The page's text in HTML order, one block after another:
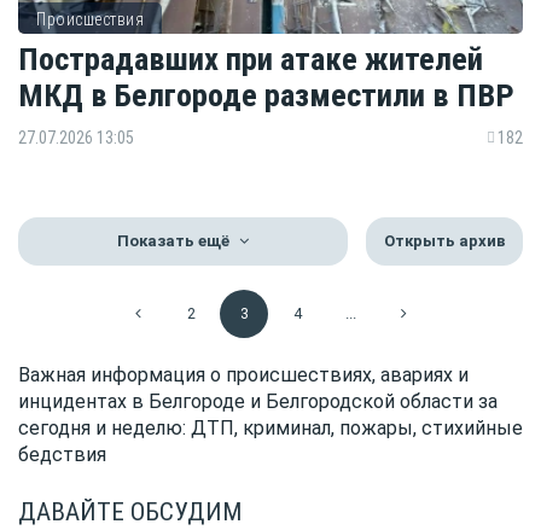
Происшествия
Пострадавших при атаке жителей
МКД в Белгороде разместили в ПВР
27.07.2026 13:05 182
Показать ещё Открыть архив
2 3 4
Важная информация о происшествиях, авариях и
инцидентах в Белгороде и Белгородской области за
сегодня и неделю: ДТП, криминал, пожары, стихийные
бедствия
ДАВАЙТЕ ОБСУДИМ